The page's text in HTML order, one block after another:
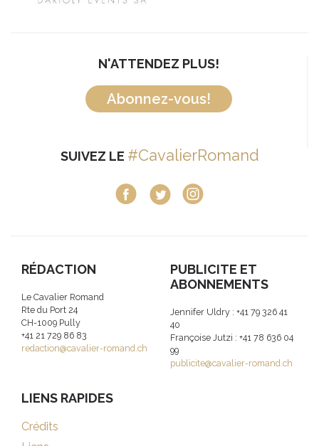
N'ATTENDEZ PLUS!
Abonnez-vous!
SUIVEZ LE #CavalierRomand
RÉDACTION
Le Cavalier Romand
Rte du Port 24
CH-1009 Pully
+41 21 729 86 83
redaction@cavalier-romand.ch
PUBLICITE ET
ABONNEMENTS
Jennifer Uldry : +41 79 326 41
40
Françoise Jutzi : +41 78 636 04
99
publicite@cavalier-romand.ch
LIENS RAPIDES
Crédits